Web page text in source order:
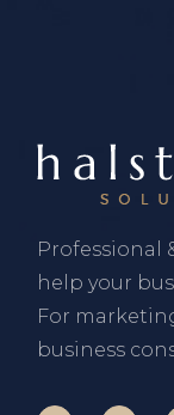
Professional
help your
For
business